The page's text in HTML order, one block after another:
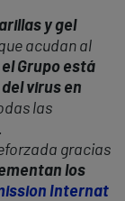
y gel
acudan al
el Grupo está
virus en
las
gracias
los
Internat